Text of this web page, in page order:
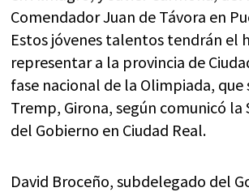
Comendador Juan de Távora en
Estos jóvenes talentos tendrán el
representar a la provincia de
fase nacional de la Olimpiada, que
Tremp, Girona, según comunicó la
del Gobierno en Ciudad Real.
David Broceño, subdelegado del